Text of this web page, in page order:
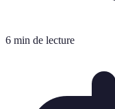
6 min de lecture